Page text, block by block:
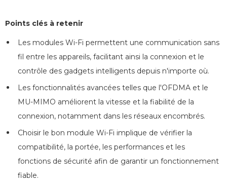
Points clés à retenir
Les modules Wi-Fi permettent une communication sans
fil entre les appareils, facilitant ainsi la connexion et le
contrôle des gadgets intelligents depuis n'importe où.
Les fonctionnalités avancées telles que l'OFDMA et le
MU-MIMO améliorent la vitesse et la fiabilité de la
connexion, notamment dans les réseaux encombrés.
Choisir le bon module Wi-Fi implique de vérifier la
compatibilité, la portée, les performances et les
fonctions de sécurité afin de garantir un fonctionnement
fiable.